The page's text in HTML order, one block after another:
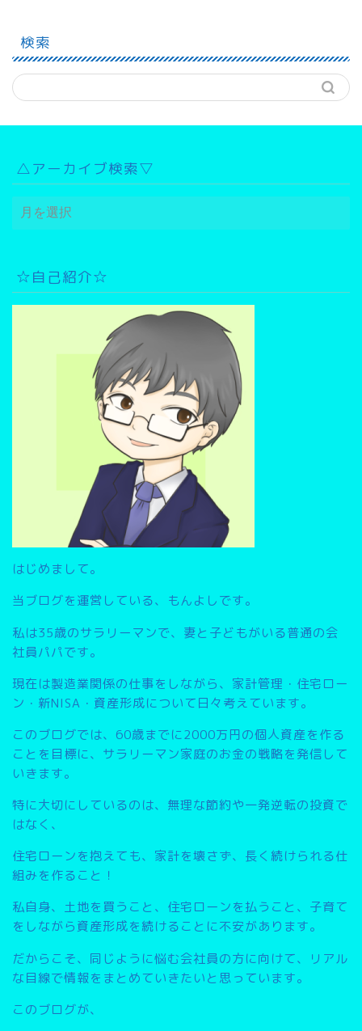
検索
△アーカイブ検索▽
△
ア
イ
ブ
検
☆自己紹介☆
はじめまして。
当ブログを運営している、もんよしです。
私は35歳のサラリーマンで、妻と子どもがいる普通の会
社員パパです。
現在は製造業関係の仕事をしながら、家計管理・住宅ロー
ン・新NISA・資産形成について日々考えています。
このブログでは、 60歳までに2000万円の個人資産を作る
こと を目標に、サラリーマン家庭のお金の戦略を発信して
いきます。
特に大切にしているのは、無理な節約や一発逆転の投資で
はなく、
住宅ローンを抱えても、家計を壊さず、長く続けられる仕
組みを作ること ！
私自身、土地を買うこと、住宅ローンを払うこと、子育て
をしながら資産形成を続けることに不安があります。
だからこそ、同じように悩む会社員の方に向けて、リアル
な目線で情報をまとめていきたいと思っています。
このブログが、